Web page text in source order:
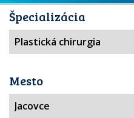
Špecializácia
Mesto